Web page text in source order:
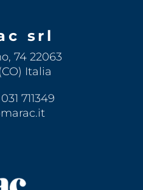
srl
74 22063
Italia
711349